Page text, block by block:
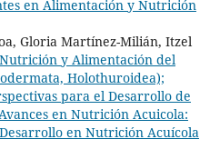
en Alimentación y Nutrición
Gloria Martínez-Milián, Itzel
y Alimentación del
Holothuroidea);
para el Desarrollo de
en Nutrición Acuicola:
en Nutrición Acuícola